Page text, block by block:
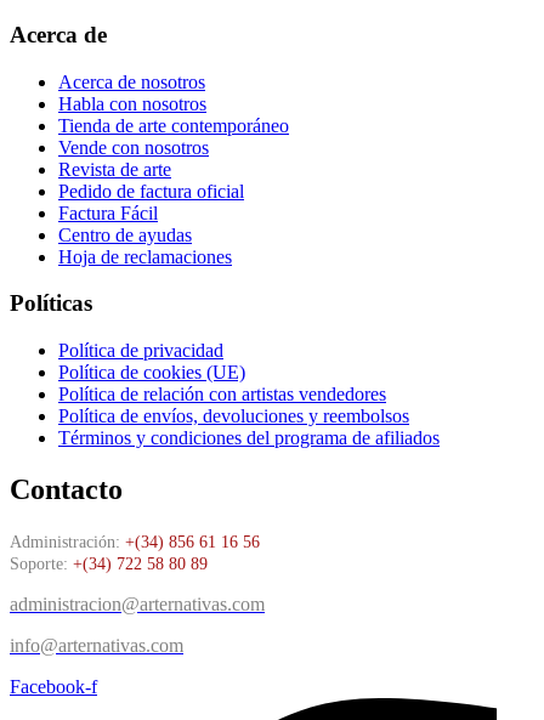
Acerca de
Acerca de nosotros
Habla con nosotros
Tienda de arte contemporáneo
Vende con nosotros
Revista de arte
Pedido de factura oficial
Factura Fácil
Centro de ayudas
Hoja de reclamaciones
Políticas
Política de privacidad
Política de cookies (UE)
Política de relación con artistas vendedores
Política de envíos, devoluciones y reembolsos
Términos y condiciones del programa de afiliados
Contacto
Administración: +(34) 856 61 16 56
Soporte: +(34) 722 58 80 89
administracion@arternativas.com
info@arternativas.com
Facebook-f